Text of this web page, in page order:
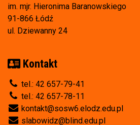
im. mjr. Hieronima Baranowskiego
91-866 Łódź
ul. Dziewanny 24
Kontakt
tel.: 42 657-79-41
tel.: 42 657-78-11
kontakt@sosw6.elodz.edu.pl
slabowidz@blind.edu.pl